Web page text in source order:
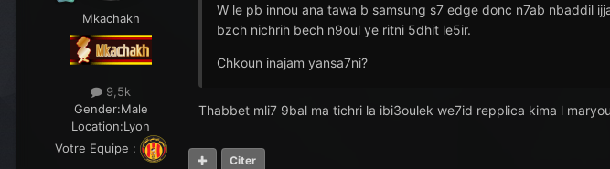
Mkachakh
9,5k
Gender:Male
Location:Lyon
Votre Equipe :
W le pb innou ana tawa b samsung s7 edge donc n7ab nbaddil
bzch nichrih bech n9oul ye ritni 5dhit le5ir.
Chkoun inajam yansa7ni?
Thabbet mli7 9bal ma tichri la ibi3oulek we7id repplica kima l
Citer